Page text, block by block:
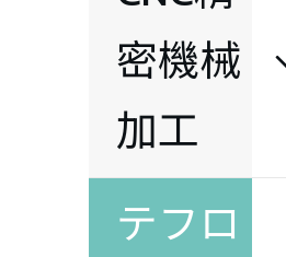
密機械
加工
テフロ